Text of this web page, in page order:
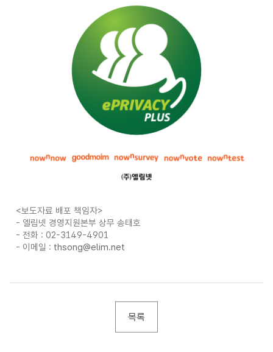
<보도자료 배포 책임자>
- 엘림넷 경영지원본부 상무 송태호
- 전화 : 02-3149-4901
- 이메일 : thsong@elim.net
목록